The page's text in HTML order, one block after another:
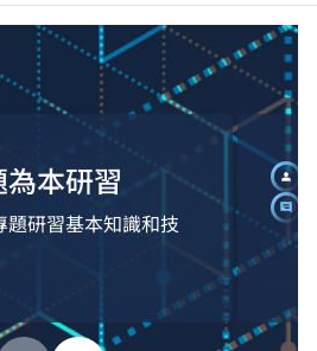
為本研習
題研習基本知識和技